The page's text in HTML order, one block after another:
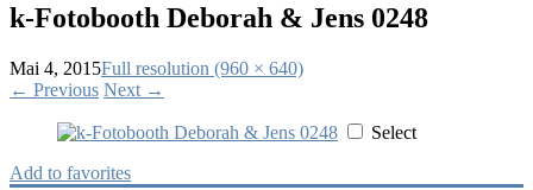
k-Fotobooth Deborah & Jens 0248
Mai 4, 2015Full resolution (960 × 640)
← Previous Next →
Select
Add to favorites